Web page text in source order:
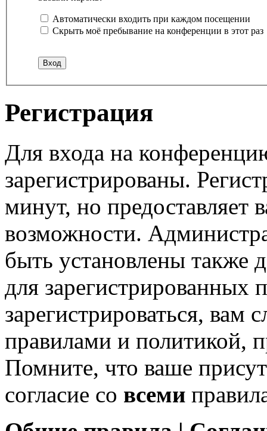
Автоматически входить при каждом посещении
Скрыть моё пребывание на конференции в этот раз
Регистрация
Для входа на
зарегистрированы.
минут, но предоставляет
возможности.
быть установлены также
для зарегистрированных
зарегистрироваться, вам
правилами и политикой,
Помните, что ваше
согласие со всеми